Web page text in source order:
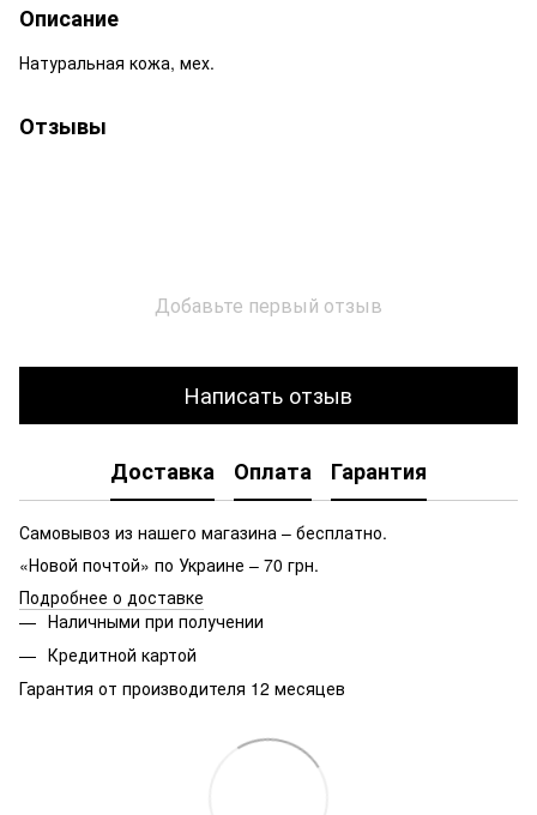
Описание
Натуральная кожа, мех.
Отзывы
Добавьте первый отзыв
Написать отзыв
Доставка Оплата Гарантия
Самовывоз из нашего магазина – бесплатно.
«Новой почтой» по Украине – 70 грн.
Подробнее о доставке
Наличными при получении
Кредитной картой
Гарантия от производителя 12 месяцев